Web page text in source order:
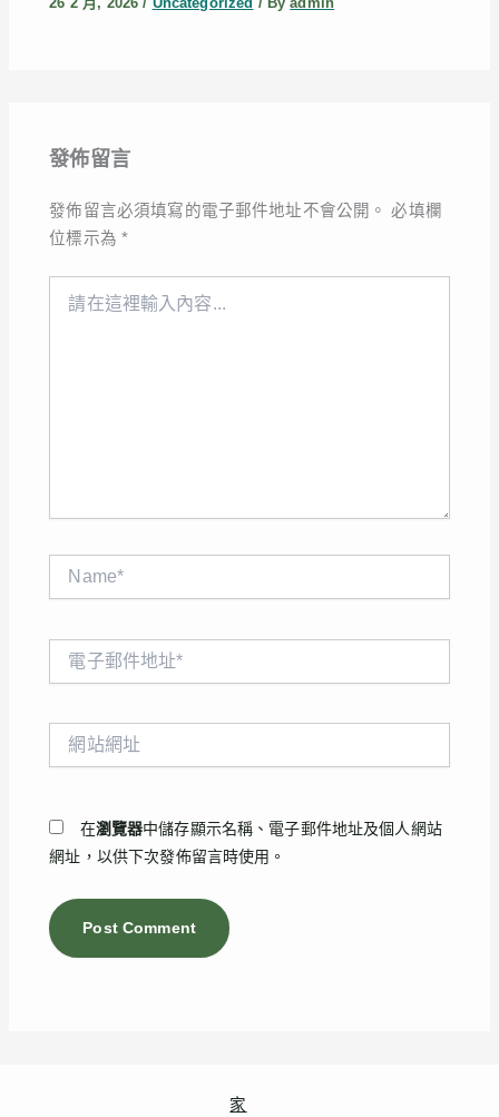
發佈留言
發佈留言必須填寫的電子郵件地址不會公開。 必填欄
位標示為*
Name*
在瀏覽器中儲存顯示名稱、電子郵件地址及個人網站
網址，以供下次發佈留言時使用。
家